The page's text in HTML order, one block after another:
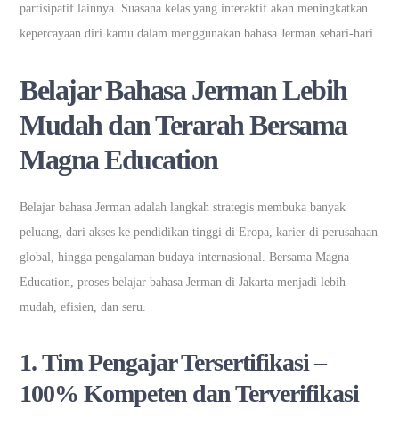
partisipatif lainnya. Suasana kelas yang interaktif akan meningkatkan
kepercayaan diri kamu dalam menggunakan bahasa Jerman sehari-hari.
Belajar Bahasa Jerman Lebih
Mudah dan Terarah Bersama
Magna Education
Belajar bahasa Jerman adalah langkah strategis membuka banyak
peluang, dari akses ke pendidikan tinggi di Eropa, karier di perusahaan
global, hingga pengalaman budaya internasional. Bersama Magna
Education, proses belajar bahasa Jerman di Jakarta menjadi lebih
mudah, efisien, dan seru.
1.Tim Pengajar Tersertifikasi –
100% Kompeten dan Terverifikasi